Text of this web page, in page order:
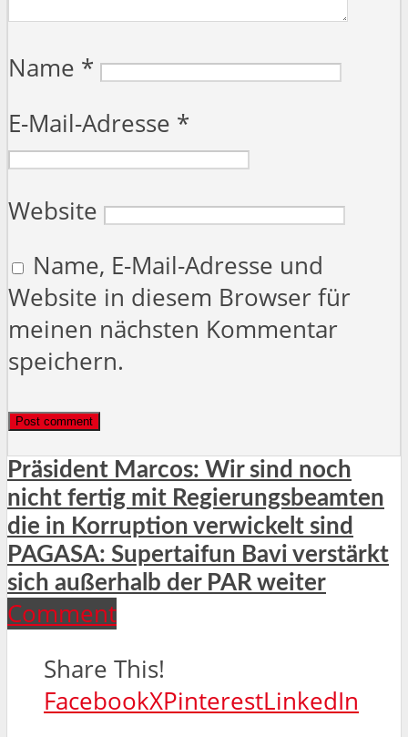
Name *
E-Mail-Adresse *
Website
Name, E-Mail-Adresse und
Website in diesem Browser für
meinen nächsten Kommentar
speichern.
Präsident Marcos: Wir sind noch
nicht fertig mit Regierungsbeamten
die in Korruption verwickelt sind
PAGASA: Supertaifun Bavi verstärkt
sich außerhalb der PAR weiter
Comment
Share This!
FacebookXPinterestLinkedIn